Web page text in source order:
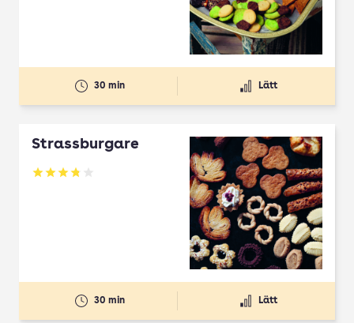
30 min Lätt
Strassburgare
Betyg: 3.78 av 5
30 min Lätt